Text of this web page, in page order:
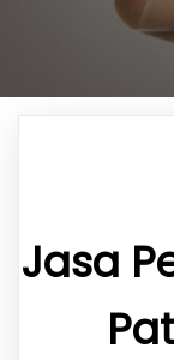
Jasa